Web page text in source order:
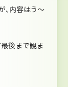
、内容はう～
後まで観ま